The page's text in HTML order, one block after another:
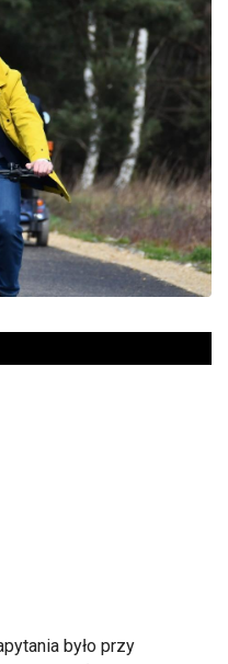
było przy